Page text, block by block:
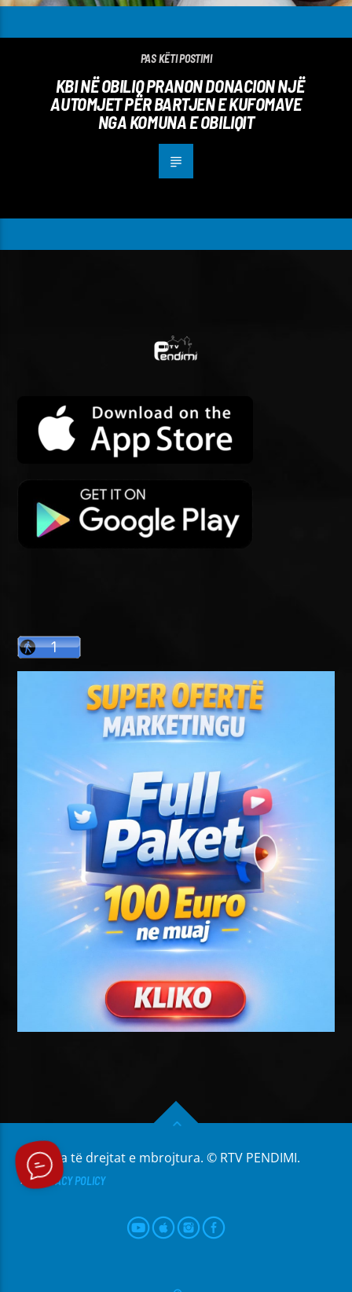
PAS KËTI POSTIMI
KBI NË OBILIQ PRANON DONACION NJË
AUTOMJET PËR BARTJEN E KUFOMAVE
NGA KOMUNA E OBILIQIT
Të gjitha të drejtat e mbrojtura. © RTV PENDIMI.
PRIVACY POLICY